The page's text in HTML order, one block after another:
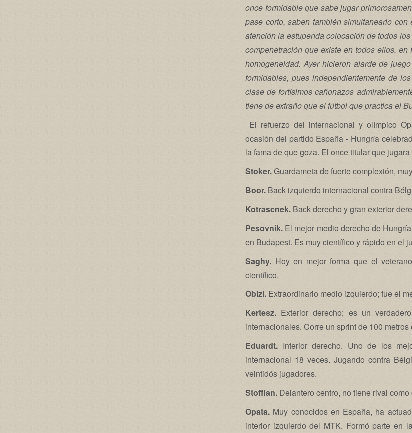
once formidable que sabe jugar
pase corto, saben también simultanearlo
atención la estupenda colocación de todos
compenetración que existe en todos ellos,
homogeneidad. Ayer hicieron alarde de
formidables, pues independientemente de
clase de fortísimos cañonazos
tiene de extraño que el fútbol que practica el
El refuerzo del internacional y olímpico
ocasión del partido España - Hungría
la fama de que goza. El once titular que
Stoker.Guardameta de fuerte complexión,
Boor. Back izquierdo internacional contra
Kotrascnek. Back derecho y gran exterior
Pesovnik. El mejor medio derecho de
en Budapest. Es muy científico y rápido en el
Saghy. Hoy en mejor forma que el
científico.
Obizl. Extraordinario medio izquierdo; fue el
Kertesz. Exterior derecho; es un
internacionales. Corre un sprint de 100
Eduardt. Interior derecho. Uno de los
internacional 18 veces. Jugando contra
veintidós jugadores.
Stoffian. Delantero centro, no tiene rival
Opata. Muy conocidos en España, ha
interior izquierdo del MTK. Formó parte en